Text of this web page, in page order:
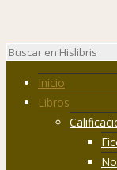
Inicio
Libros